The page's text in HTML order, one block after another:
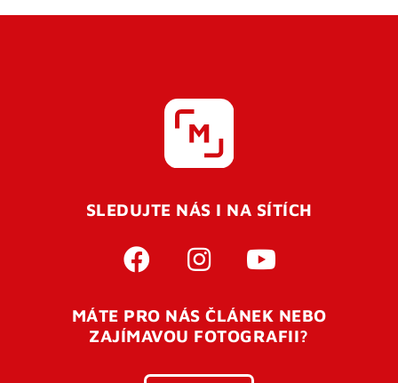
SLEDUJTE NÁS I NA SÍTÍCH
MÁTE PRO NÁS ČLÁNEK NEBO
ZAJÍMAVOU FOTOGRAFII?